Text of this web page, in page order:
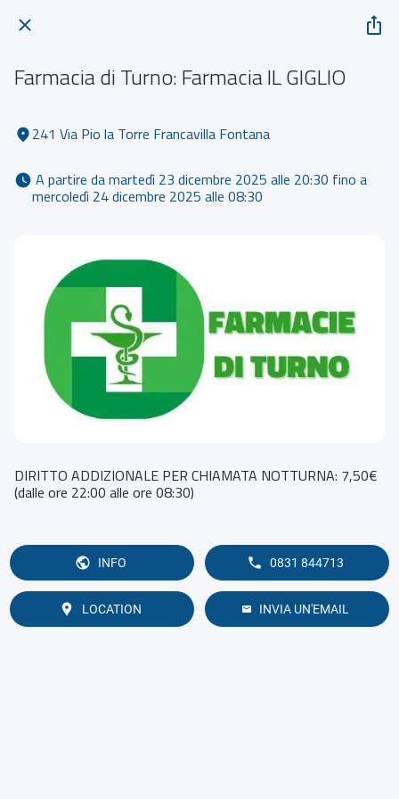
Farmacia di Turno: Farmacia IL GIGLIO
241 Via Pio la Torre Francavilla Fontana
mercoledì 24 dicembre 2025 alle 08:30
DIRITTO ADDIZIONALE PER CHIAMATA NOTTURNA: 7,50€
(dalle ore 22:00 alle ore 08:30)
INFO 0831 844713
LOCATION INVIA UN'EMAIL